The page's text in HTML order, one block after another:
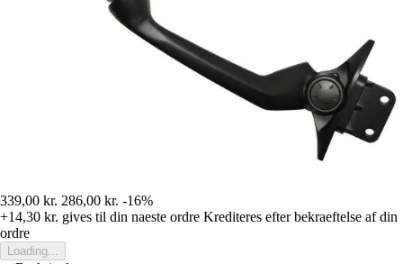
339,00 kr. 286,00 kr. -16%
+14,30 kr. gives til din naeste ordre Krediteres efter bekraeftelse af din
ordre
Loading...